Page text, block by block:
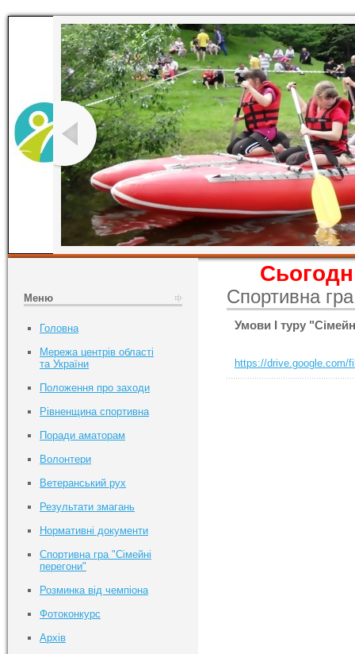
Спортивна
Умови І туру
https://drive.google.com/
Меню
Головна
Мережа центрів області
та України
Положення про заходи
Рівненщина спортивна
Поради аматорам
Волонтери
Ветеранський рух
Результати змагань
Нормативні документи
Спортивна гра "Сімейні
перегони"
Розминка від чемпіона
Фотоконкурс
Архів